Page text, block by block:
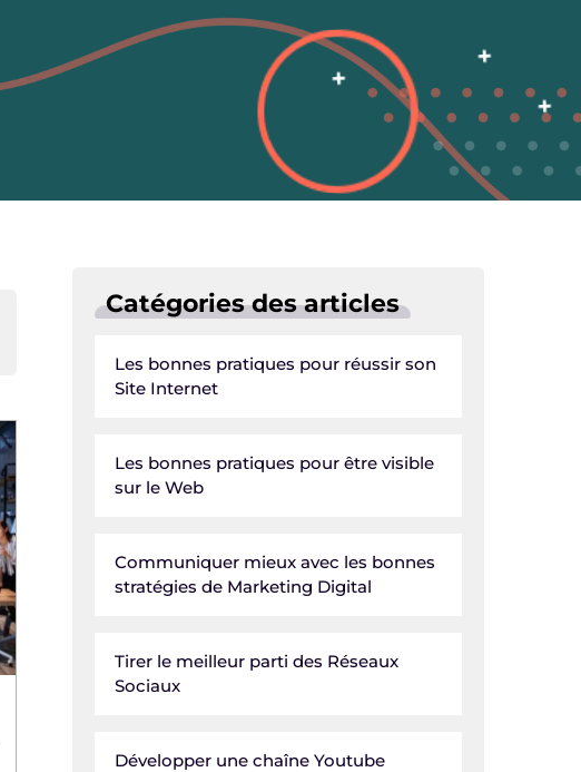
Catégories des articles
Les bonnes pratiques pour réussir son
Site Internet
Les bonnes pratiques pour être visible
sur le Web
Communiquer mieux avec les bonnes
stratégies de Marketing Digital
Tirer le meilleur parti des Réseaux
Sociaux
Développer une chaîne Youtube